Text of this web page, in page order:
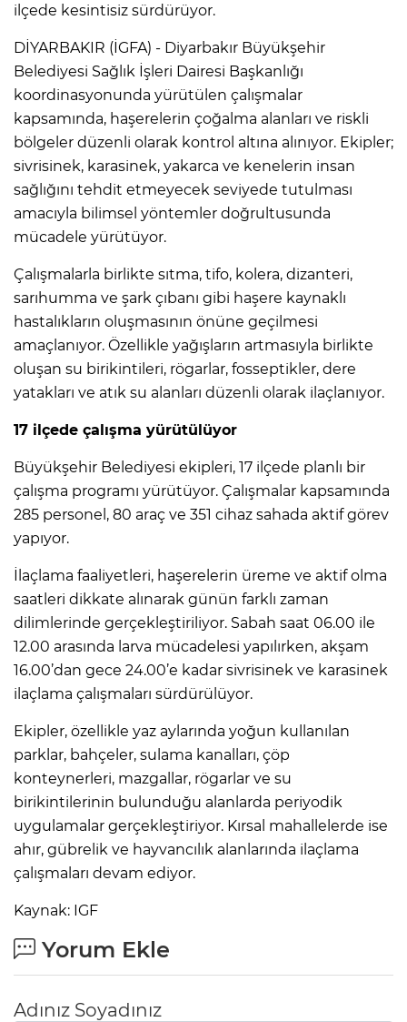
ilçede kesintisiz sürdürüyor.
DİYARBAKIR (İGFA) - Diyarbakır Büyükşehir
Belediyesi Sağlık İşleri Dairesi Başkanlığı
koordinasyonunda yürütülen çalışmalar
kapsamında, haşerelerin çoğalma alanları ve riskli
bölgeler düzenli olarak kontrol altına alınıyor. Ekipler;
sivrisinek, karasinek, yakarca ve kenelerin insan
sağlığını tehdit etmeyecek seviyede tutulması
amacıyla bilimsel yöntemler doğrultusunda
mücadele yürütüyor.
Çalışmalarla birlikte sıtma, tifo, kolera, dizanteri,
sarıhumma ve şark çıbanı gibi haşere kaynaklı
hastalıkların oluşmasının önüne geçilmesi
amaçlanıyor. Özellikle yağışların artmasıyla birlikte
oluşan su birikintileri, rögarlar, fosseptikler, dere
yatakları ve atık su alanları düzenli olarak ilaçlanıyor.
17 ilçede çalışma yürütülüyor
Büyükşehir Belediyesi ekipleri, 17 ilçede planlı bir
çalışma programı yürütüyor. Çalışmalar kapsamında
285 personel, 80 araç ve 351 cihaz sahada aktif görev
yapıyor.
İlaçlama faaliyetleri, haşerelerin üreme ve aktif olma
saatleri dikkate alınarak günün farklı zaman
dilimlerinde gerçekleştiriliyor. Sabah saat 06.00 ile
12.00 arasında larva mücadelesi yapılırken, akşam
16.00’dan gece 24.00’e kadar sivrisinek ve karasinek
ilaçlama çalışmaları sürdürülüyor.
Ekipler, özellikle yaz aylarında yoğun kullanılan
parklar, bahçeler, sulama kanalları, çöp
konteynerleri, mazgallar, rögarlar ve su
birikintilerinin bulunduğu alanlarda periyodik
uygulamalar gerçekleştiriyor. Kırsal mahallelerde ise
ahır, gübrelik ve hayvancılık alanlarında ilaçlama
çalışmaları devam ediyor.
Kaynak: IGF
Yorum Ekle
Adınız Soyadınız